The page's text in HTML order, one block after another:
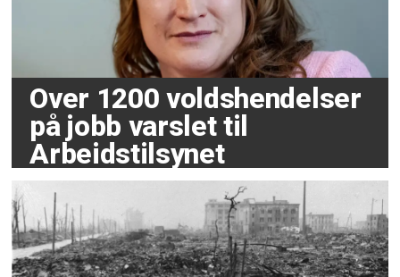
Over 1200 voldshendelser
på jobb varslet til
Arbeidstilsynet